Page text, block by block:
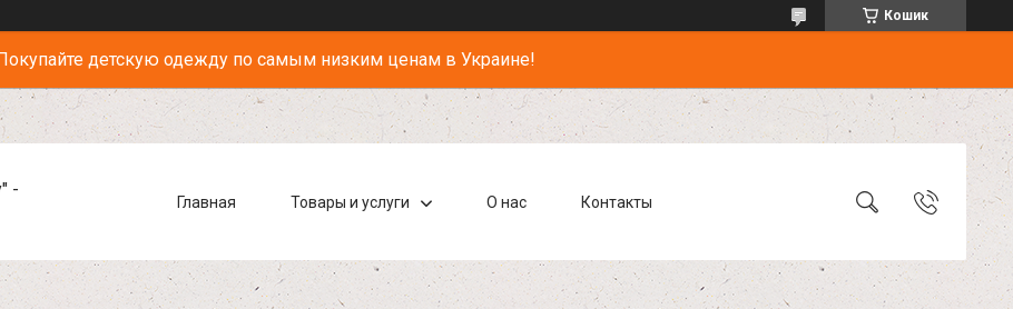
Кошик
детскую одежду по самым низким ценам в Украине!
-
Главная Товары и услуги О нас Контакты